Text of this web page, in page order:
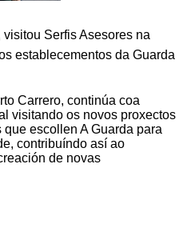
Serfis Asesores na
establecementos da Guarda
Carrero, continúa coa
visitando os novos proxectos
escollen A Guarda para
contribuíndo así ao
de novas